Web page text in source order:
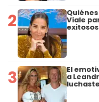
2 Viale
3 El
a